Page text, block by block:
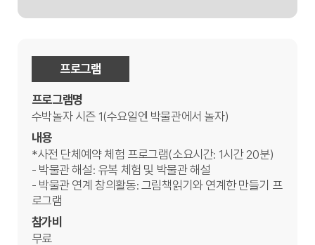
프로그램
프로그램명
수박놀자 시즌 1(수요일엔 박물관에서 놀자)
내용
*사전 단체예약 체험 프로그램(소요시간: 1시간 20분)
- 박물관 해설: 유복 체험 및 박물관 해설
- 박물관 연계 창의활동: 그림책읽기와 연계한 만들기 프
로그램
참가비
무료